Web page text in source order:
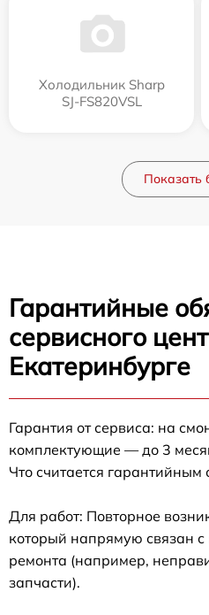
Холодильник Sharp
SJ-FS820VSL
Показать
Гарантийные
сервисного
Екатеринбурге
Гарантия от сервиса: на
комплектующие — до 3
Что считается гарантийным
Для работ: Повторное
который напрямую связан с
ремонта (например,
запчасти).